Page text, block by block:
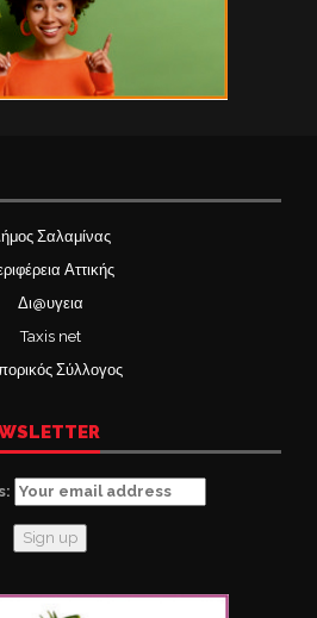
Σαλαμίνας
Αττικής
Δι@υγεια
Taxis net
Σύλλογος